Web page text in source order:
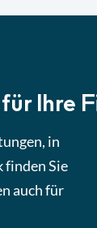
Ihre
in
finden Sie
auch für